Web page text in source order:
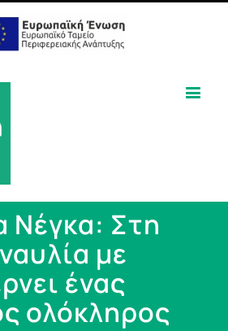
Νέγκα: Στη
με
ένας
ολόκληρος